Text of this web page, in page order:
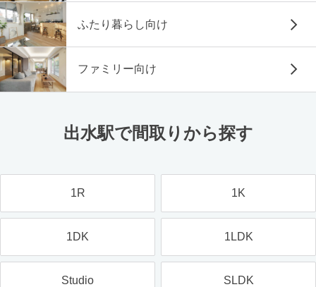
ふたり暮らし向け
ファミリー向け
出水駅で間取りから探す
1R 1K
1DK 1LDK
Studio SLDK